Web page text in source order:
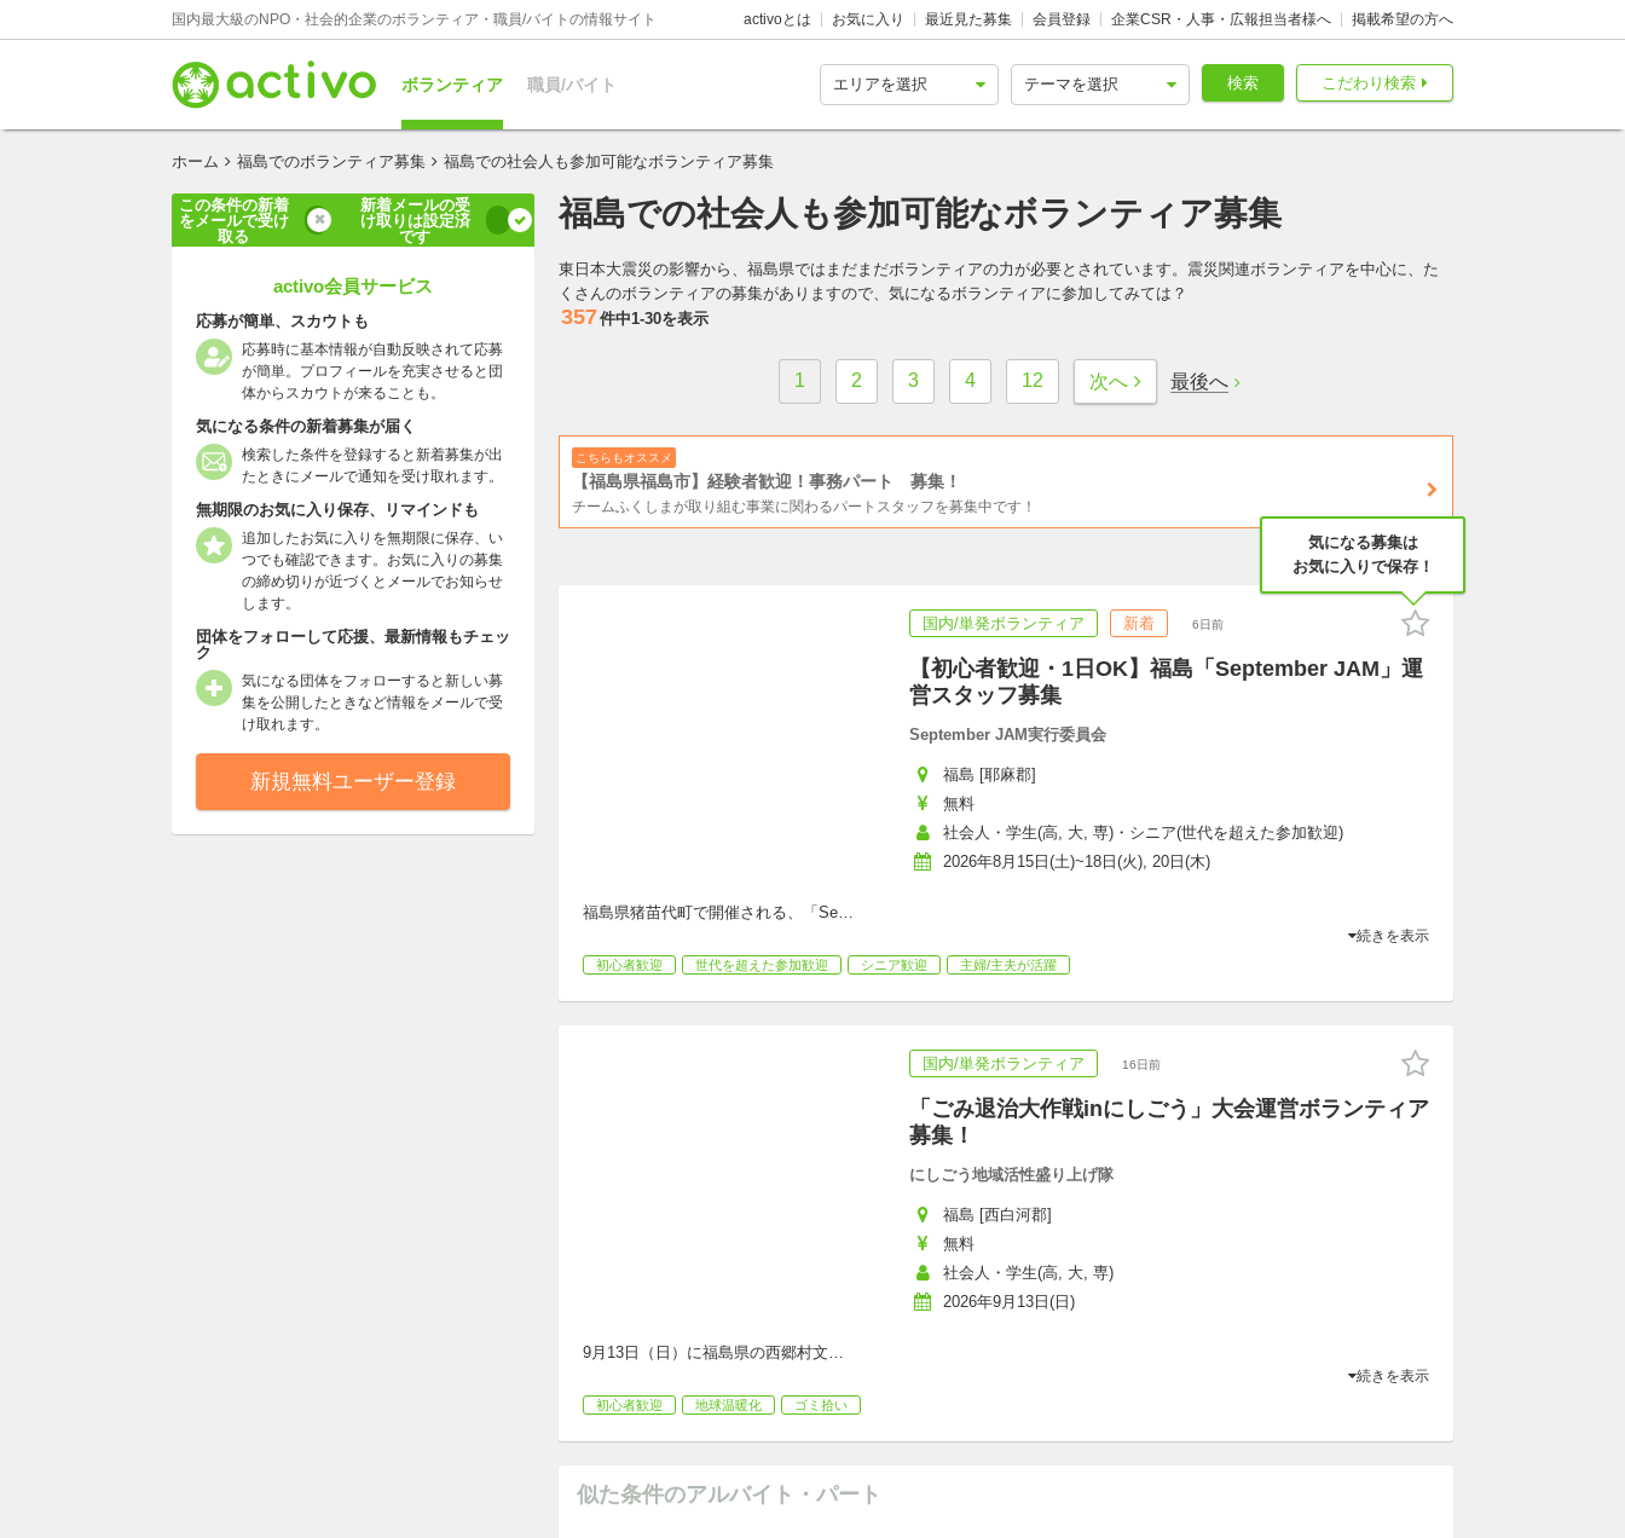
国内最大級のNPO・社会的企業のボランティア・職員/バイトの情報サイト activoとは お気に入り 最近見た募集 会員登録 企業CSR・人事・広報担当者様へ 掲載希望の方へ
ボランティア 職員/バイト こだわり検索
検索
ホーム 福島でのボランティア募集 福島での社会人も参加可能なボランティア募集
福島での社会人も参加可能なボランティア募集
東日本大震災の影響から、福島県ではまだまだボランティアの力が必要とされています。震災関連ボランティアを中心に、た
くさんのボランティアの募集がありますので、気になるボランティアに参加してみては？
357件中1-30を表示
1 2 3 4 12 次へ 最後へ
こちらもオススメ
【福島県福島市】経験者歓迎！事務パート 募集！
チームふくしまが取り組む事業に関わるパートスタッフを募集中です！
気になる募集は
お気に入りで保存！
国内/単発ボランティア 新着 6日前
【初心者歓迎・1日OK】福島「September JAM」運
営スタッフ募集
September JAM実行委員会
福島 [耶麻郡]
無料
社会人・学生(高, 大, 専)・シニア(世代を超えた参加歓迎)
2026年8月15日(土)~18日(火), 20日(木)
福島県猪苗代町で開催される、「Se…
続きを表示
初心者歓迎 世代を超えた参加歓迎 シニア歓迎 主婦/主夫が活躍
国内/単発ボランティア 16日前
「ごみ退治大作戦inにしごう」大会運営ボランティア
募集！
にしごう地域活性盛り上げ隊
福島 [西白河郡]
無料
社会人・学生(高, 大, 専)
2026年9月13日(日)
9月13日（日）に福島県の西郷村文…
続きを表示
初心者歓迎 地球温暖化 ゴミ拾い
似た条件のアルバイト・パート
この条件の新着
をメールで受け
取る
新着メールの受
け取りは設定済
です
activo会員サービス
応募が簡単、スカウトも
応募時に基本情報が自動反映されて応募
が簡単。プロフィールを充実させると団
体からスカウトが来ることも。
気になる条件の新着募集が届く
検索した条件を登録すると新着募集が出
たときにメールで通知を受け取れます。
無期限のお気に入り保存、リマインドも
追加したお気に入りを無期限に保存、い
つでも確認できます。お気に入りの募集
の締め切りが近づくとメールでお知らせ
します。
団体をフォローして応援、最新情報もチェッ
ク
気になる団体をフォローすると新しい募
集を公開したときなど情報をメールで受
け取れます。
新規無料ユーザー登録